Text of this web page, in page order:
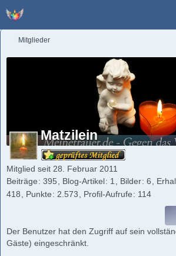
Mitglieder
Matzilein
Mitglied seit 28. Februar 2011
Beiträge
395 Blog-Artikel 1 Bilder 6
418
Punkte 2.573 Profil-Aufrufe 114
Der Benutzer hat den Zugriff auf sein
Gäste) eingeschränkt.